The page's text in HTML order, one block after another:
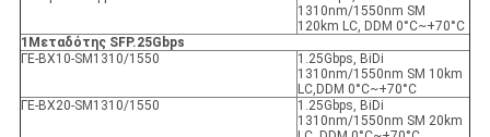
1310nm/1550nm SM
120km LC, DDM 0°C~+70°C
1Μεταδότης SFP.25Gbps
ΓΕ-ΒX10-SM1310/1550
1.25Gbps, BiDi
1310nm/1550nm SM 10km
LC,DDM 0°C~+70°C
ΓΕ-ΒΧ20-SM1310/1550
1.25Gbps, BiDi
1310nm/1550nm SM 20km